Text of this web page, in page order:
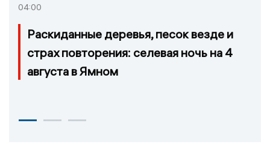
04:00
Раскиданные деревья, песок везде и
страх повторения: селевая ночь на 4
августа в Ямном